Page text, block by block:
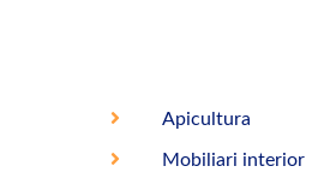
Apicultura
Mobiliari interior